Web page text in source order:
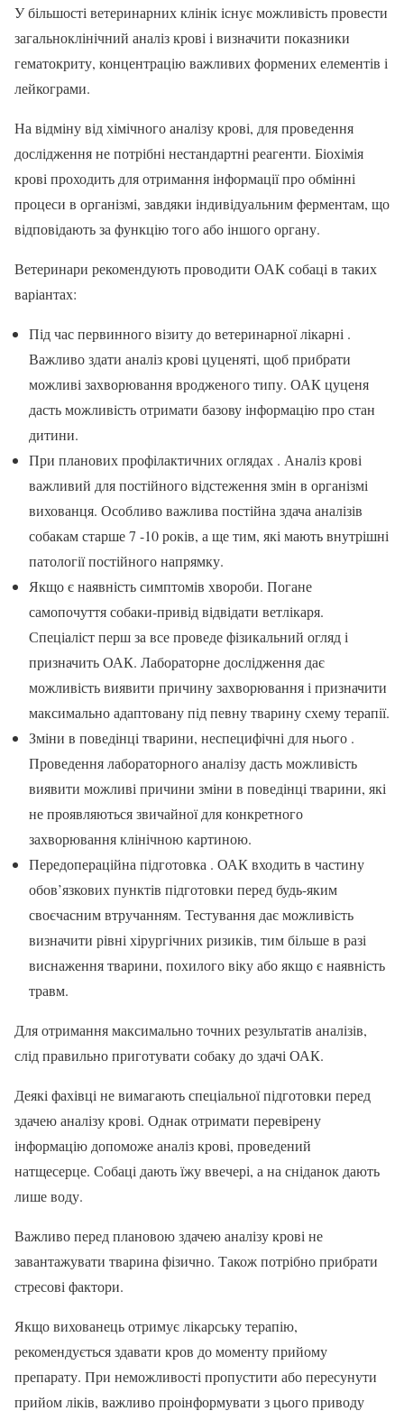
У більшості ветеринарних клінік існує можливість провести
загальноклінічний аналіз крові і визначити показники
гематокриту, концентрацію важливих формених елементів і
лейкограми.
На відміну від хімічного аналізу крові, для проведення
дослідження не потрібні нестандартні реагенти. Біохімія
крові проходить для отримання інформації про обмінні
процеси в організмі, завдяки індивідуальним ферментам, що
відповідають за функцію того або іншого органу.
Ветеринари рекомендують проводити ОАК собаці в таких
варіантах:
Під час первинного візиту до ветеринарної лікарні .
Важливо здати аналіз крові цуценяті, щоб прибрати
можливі захворювання вродженого типу. ОАК цуценя
дасть можливість отримати базову інформацію про стан
дитини.
При планових профілактичних оглядах . Аналіз крові
важливий для постійного відстеження змін в організмі
вихованця. Особливо важлива постійна здача аналізів
собакам старше 7 -10 років, а ще тим, які мають внутрішні
патології постійного напрямку.
Якщо є наявність симптомів хвороби. Погане
самопочуття собаки-привід відвідати ветлікаря.
Спеціаліст перш за все проведе фізикальний огляд і
призначить ОАК. Лабораторне дослідження дає
можливість виявити причину захворювання і призначити
максимально адаптовану під певну тварину схему терапії.
Зміни в поведінці тварини, неспецифічні для нього .
Проведення лабораторного аналізу дасть можливість
виявити можливі причини зміни в поведінці тварини, які
не проявляються звичайної для конкретного
захворювання клінічною картиною.
Передопераційна підготовка . ОАК входить в частину
обов’язкових пунктів підготовки перед будь-яким
своєчасним втручанням. Тестування дає можливість
визначити рівні хірургічних ризиків, тим більше в разі
виснаження тварини, похилого віку або якщо є наявність
травм.
Для отримання максимально точних результатів аналізів,
слід правильно приготувати собаку до здачі ОАК.
Деякі фахівці не вимагають спеціальної підготовки перед
здачею аналізу крові. Однак отримати перевірену
інформацію допоможе аналіз крові, проведений
натщесерце. Собаці дають їжу ввечері, а на сніданок дають
лише воду.
Важливо перед плановою здачею аналізу крові не
завантажувати тварина фізично. Також потрібно прибрати
стресові фактори.
Якщо вихованець отримує лікарську терапію,
рекомендується здавати кров до моменту прийому
препарату. При неможливості пропустити або пересунути
прийом ліків, важливо проінформувати з цього приводу